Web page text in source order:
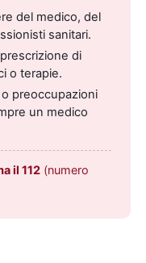
del medico, del
sanitari.
di
o terapie.
preoccupazioni
un medico
il 112 (numero